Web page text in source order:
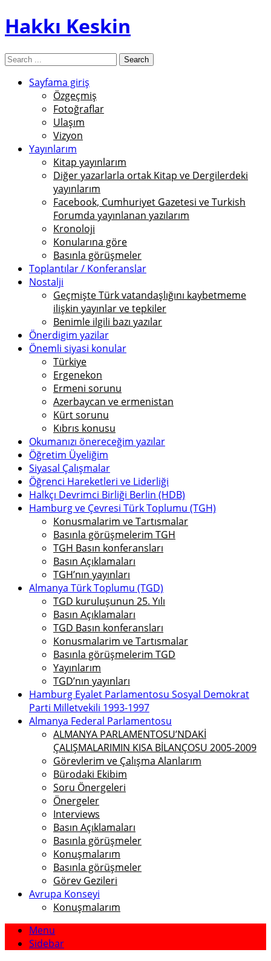
Hakkı Keskin
Sayfama giriş
Özgeçmiş
Fotoğraflar
Ulaşım
Vizyon
Yayınlarım
Kitap yayınlarım
Diğer yazarlarla ortak Kitap ve Dergilerdeki
yayınlarım
Facebook, Cumhuriyet Gazetesi ve Turkish
Forumda yayınlanan yazılarım
Kronoloji
Konularına göre
Basınla görüşmeler
Toplantılar / Konferanslar
Nostalji
Geçmişte Türk vatandaşlığını kaybetmeme
ilişkin yayınlar ve tepkiler
Benimle ilgili bazı yazılar
Önerdigim yazilar
Önemli siyasi konular
Türkiye
Ergenekon
Ermeni sorunu
Azerbaycan ve ermenistan
Kürt sorunu
Kıbrıs konusu
Okumanızı önereceğim yazılar
Öğretim Üyeliğim
Siyasal Çalışmalar
Öğrenci Hareketleri ve Liderliği
Halkçı Devrimci Birliği Berlin (HDB)
Hamburg ve Çevresi Türk Toplumu (TGH)
Konusmalarim ve Tartısmalar
Basınla görüşmelerim TGH
TGH Basın konferansları
Basın Açıklamaları
TGH’nın yayınları
Almanya Türk Toplumu (TGD)
TGD kuruluşunun 25. Yılı
Basın Açıklamaları
TGD Basın konferansları
Konusmalarim ve Tartısmalar
Basınla görüşmelerim TGD
Yayınlarım
TGD’nın yayınları
Hamburg Eyalet Parlamentosu Sosyal Demokrat
Parti Milletvekili 1993-1997
Almanya Federal Parlamentosu
ALMANYA PARLAMENTOSU’NDAKİ
ÇALIŞMALARIMIN KISA BİLANÇOSU 2005-2009
Görevlerim ve Çalışma Alanlarım
Bürodaki Ekibim
Soru Önergeleri
Önergeler
Interviews
Basın Açıklamaları
Basınla görüşmeler
Konuşmalarım
Basınla görüşmeler
Görev Gezileri
Avrupa Konseyi
Konuşmalarım
Menu
Sidebar